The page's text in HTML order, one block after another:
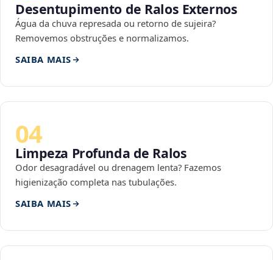
Desentupimento de Ralos Externos
Água da chuva represada ou retorno de sujeira?
Removemos obstruções e normalizamos.
SAIBA MAIS
04
Limpeza Profunda de Ralos
Odor desagradável ou drenagem lenta? Fazemos
higienização completa nas tubulações.
SAIBA MAIS